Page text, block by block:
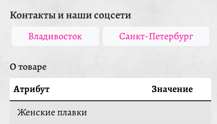
Контакты и наши соцсети
Владивосток Санкт-Петербург
О товаре
Атрибут
Значение
Женские плавки